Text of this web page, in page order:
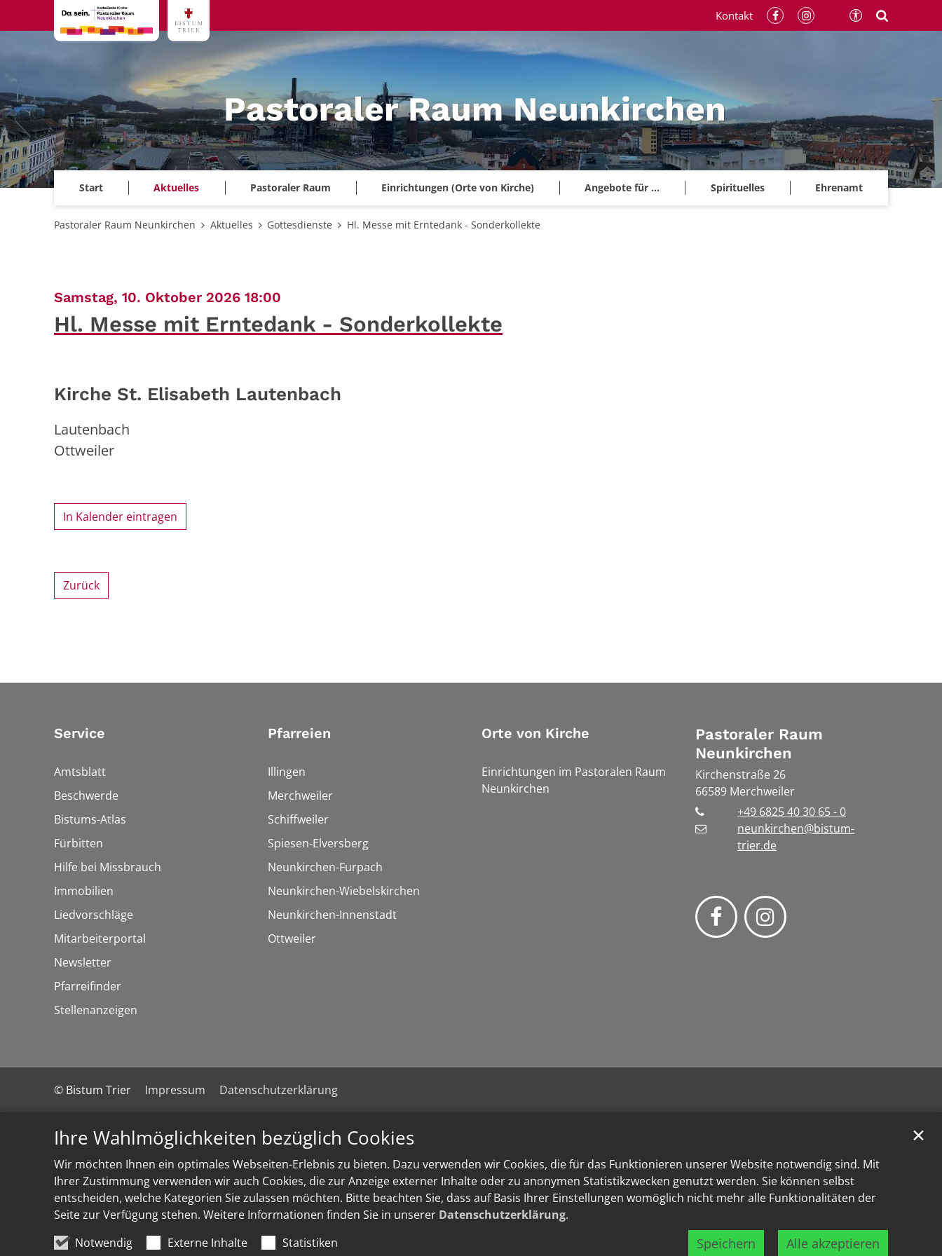
Ihre Wahlmöglichkeiten bezüglich Cookies
Wir möchten Ihnen ein optimales Webseiten-Erlebnis zu bieten. Dazu verwenden wir Cookies, die für das Funktionieren unserer Website notwendig sind. Mit
Ihrer Zustimmung verwenden wir auch Cookies, die zur Anzeige externer Inhalte oder zu anonymen Statistikzwecken genutzt werden. Sie können selbst
entscheiden, welche Kategorien Sie zulassen möchten. Bitte beachten Sie, dass auf Basis Ihrer Einstellungen womöglich nicht mehr alle Funktionalitäten der
Seite zur Verfügung stehen. Weitere Informationen finden Sie in unserer Datenschutzerklärung.
Notwendig
Externe Inhalte Statistiken Speichern Alle akzeptieren
✕
Zum Inhalt springen
Pastoraler Raum Neunkirchen
Start Aktuelles Pastoraler Raum Einrichtungen (Orte von Kirche) Angebote für ... Spirituelles Ehrenamt
Kontakt
Pastoraler Raum Neunkirchen Aktuelles Gottesdienste Hl. Messe mit Erntedank - Sonderkollekte
Samstag, 10. Oktober 2026 18:00
Hl. Messe mit Erntedank - Sonderkollekte
Kirche St. Elisabeth Lautenbach
Lautenbach
Ottweiler
In Kalender eintragen
Zurück
Service
Amtsblatt
Beschwerde
Bistums-Atlas
Fürbitten
Hilfe bei Missbrauch
Immobilien
Liedvorschläge
Mitarbeiterportal
Newsletter
Pfarreifinder
Stellenanzeigen
Pfarreien
Illingen
Merchweiler
Schiffweiler
Spiesen-Elversberg
Neunkirchen-Furpach
Neunkirchen-Wiebelskirchen
Neunkirchen-Innenstadt
Ottweiler
Orte von Kirche
Einrichtungen im Pastoralen Raum
Neunkirchen
Pastoraler Raum
Neunkirchen
Kirchenstraße 26
66589 Merchweiler
+49 6825 40 30 65 - 0
neunkirchen@bistum-
trier.de
© Bistum Trier Impressum Datenschutzerklärung